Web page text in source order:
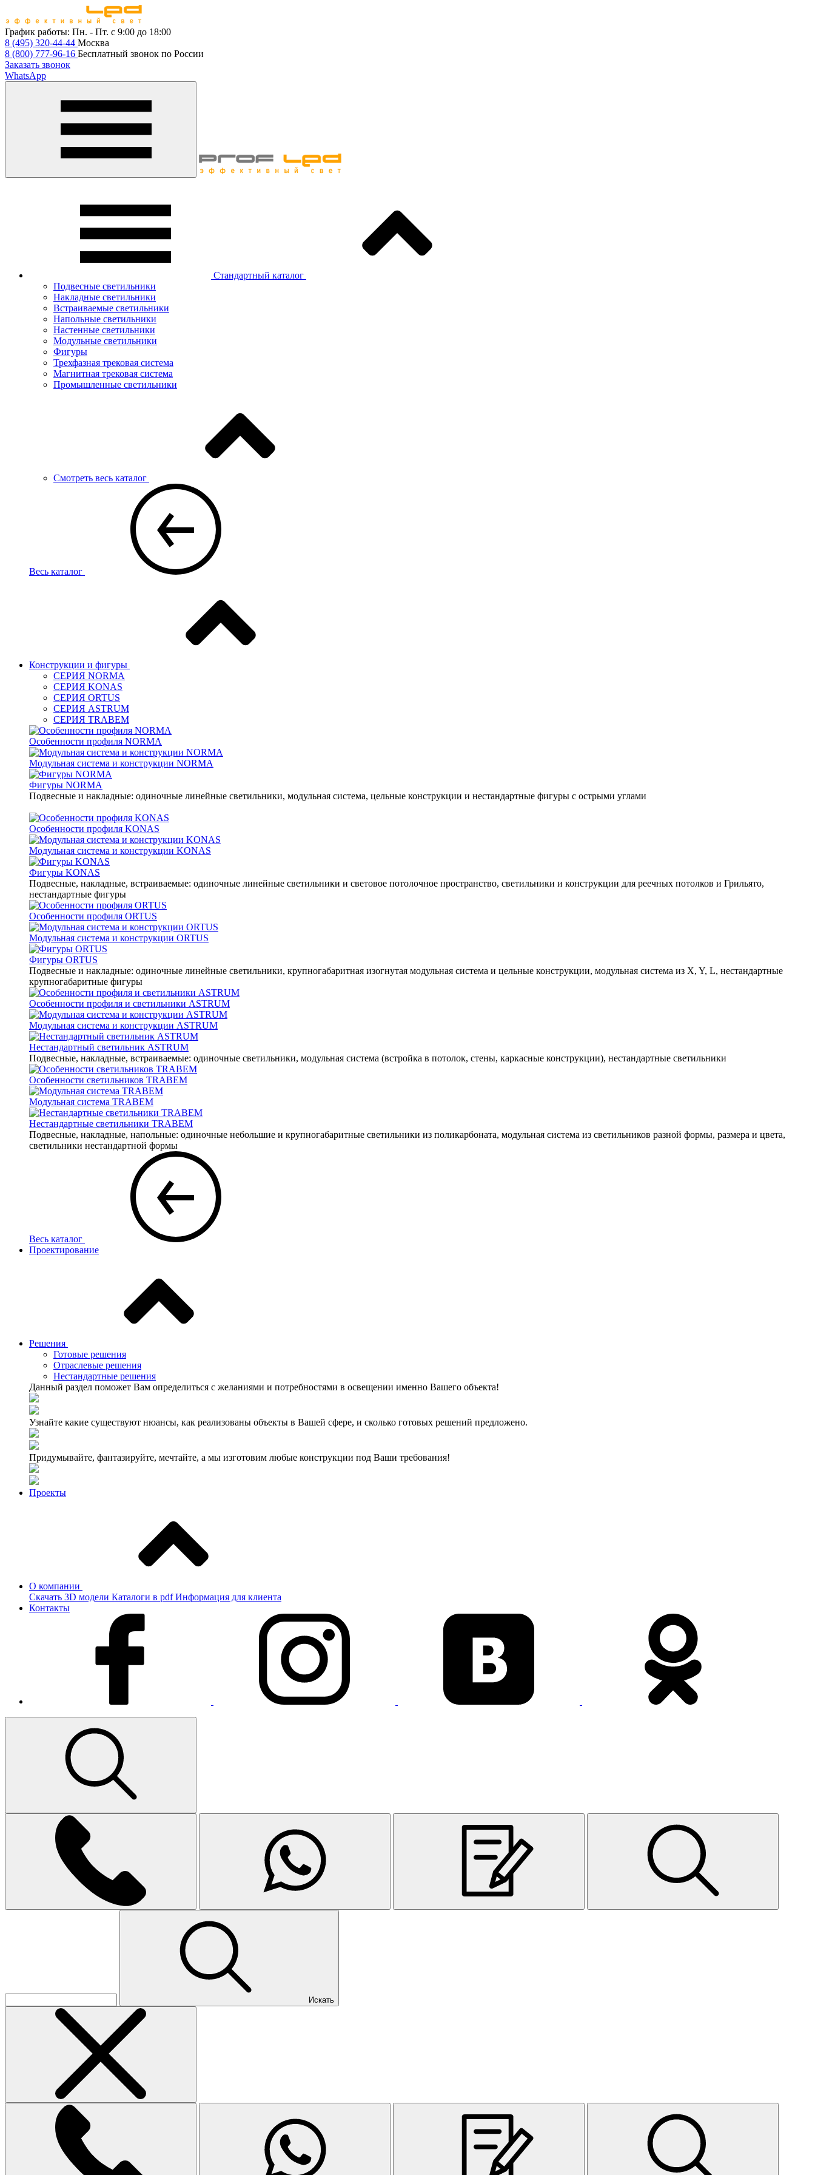
График работы: Пн. - Пт. с 9:00 до 18:00
8 (495) 320-44-44 Москва
8 (800) 777-96-16 Бесплатный звонок по России
Заказать звонок
WhatsApp
Стандартный каталог
Подвесные светильники
Накладные светильники
Встраиваемые светильники
Напольные светильники
Настенные светильники
Модульные светильники
Фигуры
Трехфазная трековая система
Магнитная трековая система
Промышленные светильники
Смотреть весь каталог
Весь каталог
Конструкции и фигуры
СЕРИЯ NORMA
СЕРИЯ KONAS
СЕРИЯ ORTUS
СЕРИЯ ASTRUM
СЕРИЯ TRABEM
Особенности профиля NORMA
Модульная система и конструкции NORMA
Фигуры NORMA
Подвесные и накладные: одиночные линейные светильники, модульная система, цельные конструкции и нестандартные фигуры с острыми углами
Особенности профиля KONAS
Модульная система и конструкции KONAS
Фигуры KONAS
Подвесные, накладные, встраиваемые: одиночные линейные светильники и световое потолочное пространство, светильники и конструкции для реечных потолков и Грильято,
нестандартные фигуры
Особенности профиля ORTUS
Модульная система и конструкции ORTUS
Фигуры ORTUS
Подвесные и накладные: одиночные линейные светильники, крупногабаритная изогнутая модульная система и цельные конструкции, модульная система из X, Y, L, нестандартные
крупногабаритные фигуры
Особенности профиля и светильники ASTRUM
Модульная система и конструкции ASTRUM
Нестандартный светильник ASTRUM
Подвесные, накладные, встраиваемые: одиночные светильники, модульная система (встройка в потолок, стены, каркасные конструкции), нестандартные светильники
Особенности светильников TRABEM
Модульная система TRABEM
Нестандартные светильники TRABEM
Подвесные, накладные, напольные: одиночные небольшие и крупногабаритные светильники из поликарбоната, модульная система из светильников разной формы, размера и цвета,
светильники нестандартной формы
Весь каталог
Проектирование
Решения
Готовые решения
Отраслевые решения
Нестандартные решения
Данный раздел поможет Вам определиться с желаниями и потребностями в освещении именно Вашего объекта!
Узнайте какие существуют нюансы, как реализованы объекты в Вашей сфере, и сколько готовых решений предложено.
Придумывайте, фантазируйте, мечтайте, а мы изготовим любые конструкции под Ваши требования!
Проекты
О компании
Скачать 3D модели Каталоги в pdf Информация для клиента
Контакты
Искать